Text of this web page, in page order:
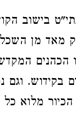
בישוב
מאד מן
הכהנים
בקידוש. וגם
מלוא כל